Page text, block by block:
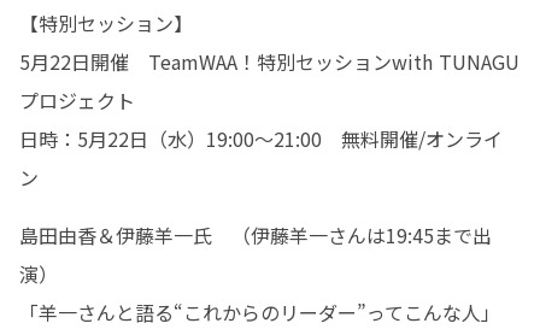
【特別セッション】
5月22日開催　TeamWAA！特別セッションwith TUNAGU
プロジェクト
日時：5月22日（水）19:00～21:00　無料開催/オンライ
ン
島田由香＆伊藤羊一氏　（伊藤羊一さんは19:45まで出
演）
「羊一さんと語る“これからのリーダー”ってこんな人」